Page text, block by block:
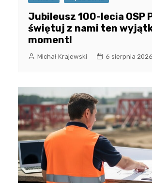
Jubileusz 100-lecia OSP
świętuj z nami ten
moment!
Michał Krajewski 6 sierpnia 2026